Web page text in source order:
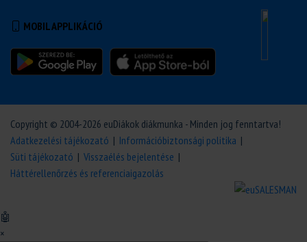
MOBIL APPLIKÁCIÓ
Copyright © 2004-2026 euDiákok diákmunka - Minden jog fenntartva!
Adatkezelési tájékozató | Információbiztonsági politika |
Süti tájékozató | Visszaélés bejelentése |
Háttérellenőrzés és referenciaigazolás
🤖
×